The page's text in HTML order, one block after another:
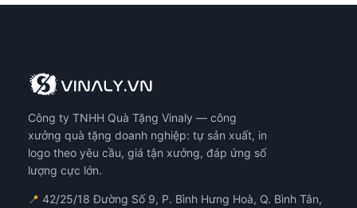
Công ty TNHH Quà Tặng Vinaly — công
xưởng quà tặng doanh nghiệp: tự sản xuất, in
logo theo yêu cầu, giá tận xưởng, đáp ứng số
lượng cực lớn.
📍 42/25/18 Đường Số 9, P. Bình Hưng Hoà, Q. Bình Tân,